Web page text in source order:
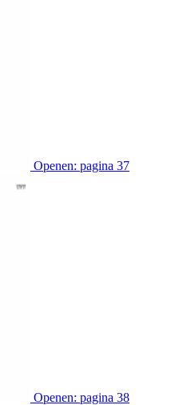
Openen: pagina 37
Openen: pagina 38